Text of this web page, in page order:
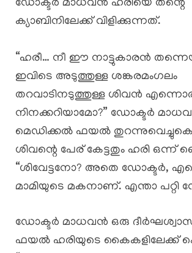
ഡോക്ടർ മാധവൻ ഹരിയെ തന്റെ
ക്യാബിനിലേക്ക് വിളിക്കുന്നത്.
“ഹരീ… നീ ഈ നാട്ടുകാരൻ
ഇവിടെ അടുത്തുള്ള ശങ്കരമംഗലം
തറവാടിനടുത്തുള്ള ശിവൻ
നിനക്കറിയാമോ?” ഡോക്ടർ
മെഡിക്കൽ ഫയൽ
ശിവന്റെ പേര് കേട്ടതും ഹരി ഒന്ന്
“ശിവേട്ടനോ? അതെ ഡോക്ടർ,
മാമിയുടെ മകനാണ്. എന്താ പറ്റി
ഡോക്ടർ മാധവൻ ഒരു
ഫയൽ ഹരിയുടെ കൈകളിലേക്ക്